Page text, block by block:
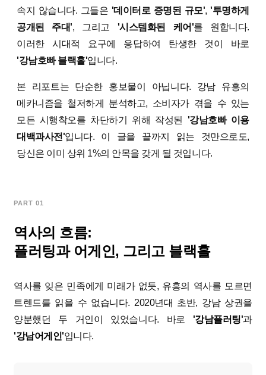
속지 않습니다. 그들은 '데이터로 증명된 규모', '투명하게
공개된 주대', 그리고 '시스템화된 케어'를 원합니다.
이러한 시대적 요구에 응답하여 탄생한 것이 바로
'강남호빠 블랙홀'입니다.
본 리포트는 단순한 홍보물이 아닙니다. 강남 유흥의
메카니즘을 철저하게 분석하고, 소비자가 겪을 수 있는
모든 시행착오를 차단하기 위해 작성된 '강남호빠 이용
대백과사전'입니다. 이 글을 끝까지 읽는 것만으로도,
당신은 이미 상위 1%의 안목을 갖게 될 것입니다.
PART 01
역사의 흐름:
플러팅과 어게인, 그리고 블랙홀
역사를 잊은 민족에게 미래가 없듯, 유흥의 역사를 모르면
트렌드를 읽을 수 없습니다. 2020년대 초반, 강남 상권을
양분했던 두 거인이 있었습니다. 바로 '강남플러팅'과
'강남어게인'입니다.